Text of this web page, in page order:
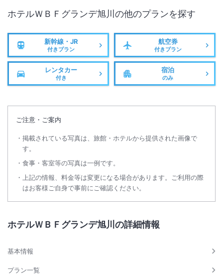
ホテルＷＢＦグランデ旭川 の他のプランを探す
新幹線・JR
付きプラン
航空券
付きプラン
レンタカー
付き
宿泊
のみ
ご注意・ご案内
掲載されている写真は、旅館・ホテルから提供された画像で
す。
食事・客室等の写真は一例です。
上記の情報、料金等は変更になる場合があります。ご利用の際
はお客様ご自身で事前にご確認ください。
ホテルＷＢＦグランデ旭川の詳細情報
基本情報
プラン一覧